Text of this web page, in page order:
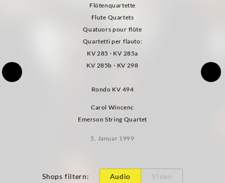
Flötenquartette
Flute Quartets
Quatuors pour flûte
Quartetti per flauto:
KV 285 · KV 285a
KV 285b · KV 298
Rondo KV 494
Carol Wincenc
Emerson String Quartet
5. Januar 1999
Shops filtern: Audio Video